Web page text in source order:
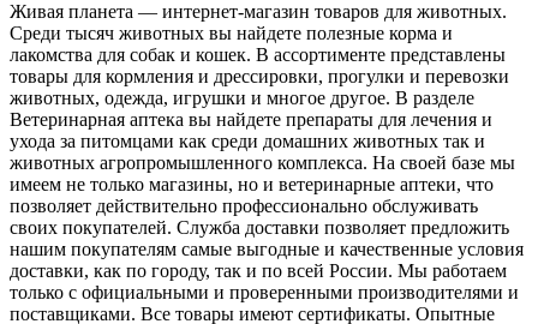
Живая планета — интернет-магазин товаров для животных.
Среди тысяч животных вы найдете полезные корма и
лакомства для собак и кошек. В ассортименте представлены
товары для кормления и дрессировки, прогулки и перевозки
животных, одежда, игрушки и многое другое. В разделе
Ветеринарная аптека вы найдете препараты для лечения и
ухода за питомцами как среди домашних животных так и
животных агропромышленного комплекса. На своей базе мы
имеем не только магазины, но и ветеринарные аптеки, что
позволяет действительно профессионально обслуживать
своих покупателей. Служба доставки позволяет предложить
нашим покупателям самые выгодные и качественные условия
доставки, как по городу, так и по всей России. Мы работаем
только с официальными и проверенными производителями и
поставщиками. Все товары имеют сертификаты. Опытные